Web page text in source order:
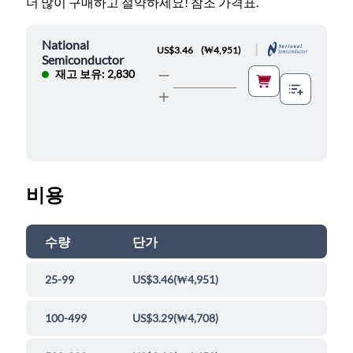
National
Semiconductor
재고 보유: 2,830
US$3.46 (₩4,951)
비용
수량 단가
25-99 US$3.46(₩4,951)
100-499 US$3.29(₩4,708)